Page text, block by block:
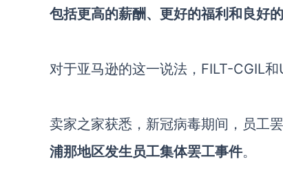
包括更高的薪酬、更好的福利和良好
对于亚马逊的这一说法，FILT-CGIL
卖家之家获悉，新冠病毒期间，员工
浦那地区发生员工集体罢工事件。